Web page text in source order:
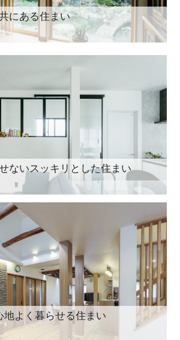
にある住まい
ないスッキリとした住まい
地よく暮らせる住まい